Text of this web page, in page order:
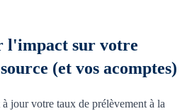
l'impact sur votre
(et vos acomptes)
jour votre taux de prélèvement à la